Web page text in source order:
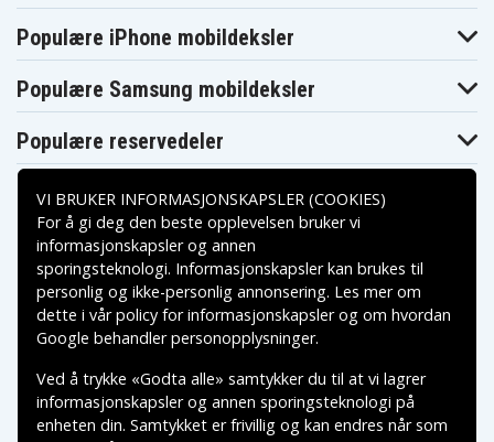
Populære iPhone mobildeksler
Populære Samsung mobildeksler
Populære reservedeler
Betalingsalternativer
Leveringsalternativer
VI BRUKER INFORMASJONSKAPSLER (COOKIES)
For å gi deg den beste opplevelsen bruker vi
informasjonskapsler og annen
sporingsteknologi. Informasjonskapsler kan brukes til
personlig og ikke-personlig annonsering. Les mer om
dette i vårpolicy for informasjonskapslerog om hvordan
Google behandler personopplysninger.
Ved å trykke «Godta alle» samtykker du til at vi lagrer
informasjonskapsler og annen sporingsteknologi på
enheten din. Samtykket er frivillig og kan endres når som